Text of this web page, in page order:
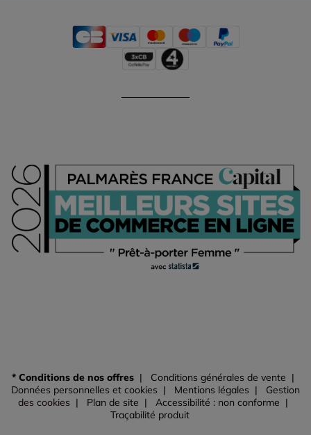
* Conditions de nos offres
Conditions générales de vente
Données personnelles et cookies
Mentions légales
Gestion
des cookies
Plan de site
Accessibilité : non conforme
Traçabilité produit